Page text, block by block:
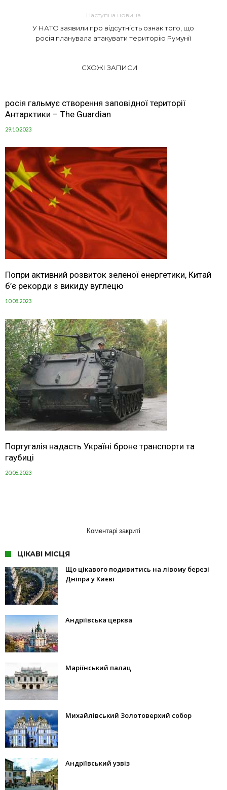
Наступна новина
У НАТО заявили про відсутність ознак того, що
росія планувала атакувати територію Румунії
СХОЖІ ЗАПИСИ
росія гальмує створення заповідної території
Антарктики – The Guardian
29.10.2023
Попри активний розвиток зеленої енергетики, Китай
б’є рекорди з викиду вуглецю
10.08.2023
Португалія надасть Україні броне транспорти та
гаубиці
20.06.2023
Коментарі закриті
ЦІКАВІ МІСЦЯ
Що цікавого подивитись на лівому березі
Дніпра у Києві
Андріївська церква
Маріїнський палац
Михайлівський Золотоверхий собор
Андріївський узвіз